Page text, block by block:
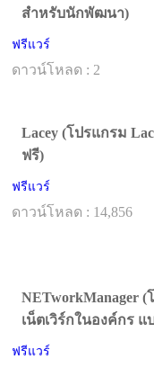
สำหรับนักพัฒนา)
ฟรีแวร์
ดาวน์โหลด : 2
Lacey (โปรแกรม
ฟรี)
ฟรีแวร์
ดาวน์โหลด : 14,856
NETworkManager
เน็ตเวิร์กในองค์กร แ
ฟรีแวร์